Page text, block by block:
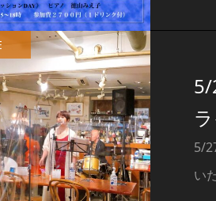
5/
5/
い